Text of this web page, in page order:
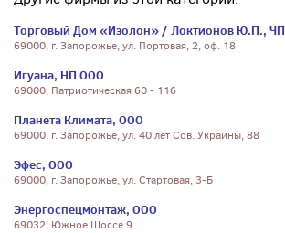
Торговый Дом «Изолон» / Локтионов Ю.П., ЧП
69000, г. Запорожье, ул. Портовая, 2, оф. 18
Игуана, НП ООО
69000, Патриотическая 60 - 116
Планета Климата, ООО
69000, г. Запорожье, ул. 40 лет Сов. Украины, 88
Эфес, ООО
69000, г. Запорожье, ул. Стартовая, 3-Б
Энергоспецмонтаж, ООО
69032, Южное Шоссе 9